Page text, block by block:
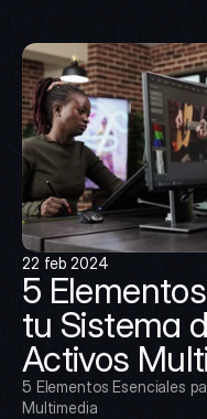
22 feb 2024
5
tu Sistema
Activos
5 Elementos Esenciales
Multimedia